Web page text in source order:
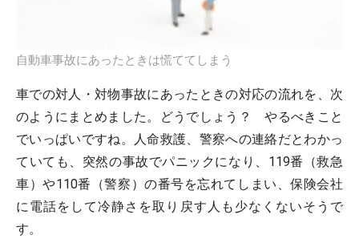
自動車事故にあったときは慌ててしまう
車での対人・対物事故にあったときの対応の流れを、次
のようにまとめました。どうでしょう？ やるべきこと
でいっぱいですね。人命救護、警察への連絡だとわかっ
ていても、突然の事故でパニックになり、119番（救急
車）や110番（警察）の番号を忘れてしまい、保険会社
に電話をして冷静さを取り戻す人も少なくないそうで
す。